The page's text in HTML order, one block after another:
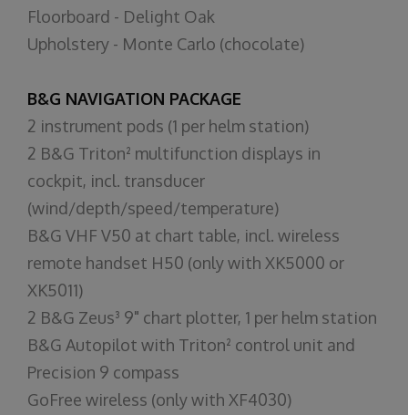
Floorboard - Delight Oak
Upholstery - Monte Carlo (chocolate)
B&G NAVIGATION PACKAGE
2 instrument pods (1 per helm station)
2 B&G Triton² multifunction displays in
cockpit, incl. transducer
(wind/depth/speed/temperature)
B&G VHF V50 at chart table, incl. wireless
remote handset H50 (only with XK5000 or
XK5011)
2 B&G Zeus³ 9" chart plotter, 1 per helm station
B&G Autopilot with Triton² control unit and
Precision 9 compass
GoFree wireless (only with XF4030)